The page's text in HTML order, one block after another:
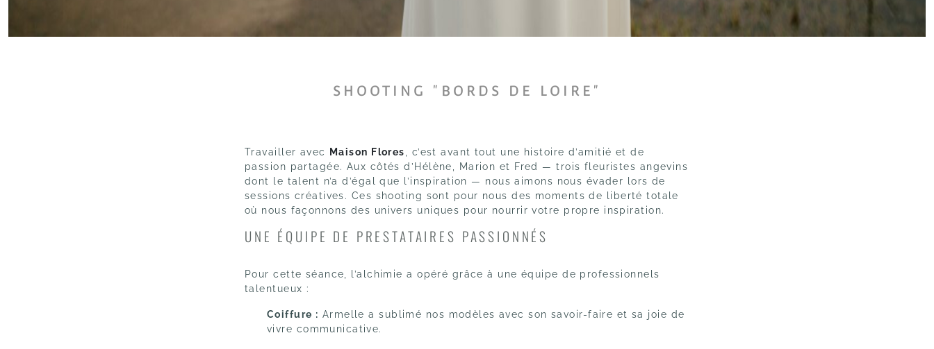
SHOOTING "BORDS DE LOIRE"
Travailler avec Maison Flores
c’est avant tout une histoire d’amitié et de
passion partagée. Aux côtés d’Hélène,
Marion et Fred — trois fleuristes angevins
dont le talent n’a d’égal que l’inspiration — nous aimons nous évader lors de
sessions créatives. Ces shooting sont pour nousdes moments de liberté totale
où nous façonnons des univers uniques pour nourrir votre propre inspiration.
UNE ÉQUIPE DE PRESTATAIRES PASSIONNÉS
Pour cette séance,
l’alchimie a opéré grâce à une équipe de professionnels
talentueux :
Coiffure : Armelle a sublimé nos modèles avec son savoir-faire et sa joie de
vivre communicative.